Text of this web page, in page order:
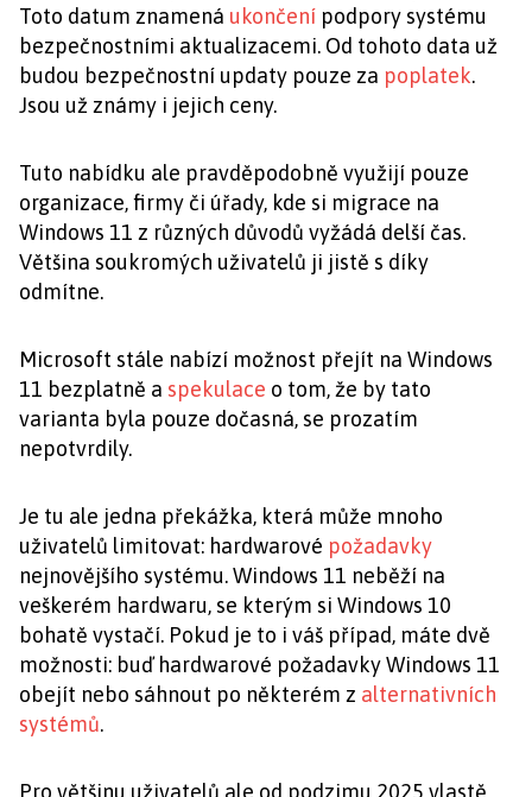
Toto datum znamená ukončení podpory systému
bezpečnostními aktualizacemi. Od tohoto data už
budou bezpečnostní updaty pouze za poplatek.
Jsou už známy i jejich ceny.
Tuto nabídku ale pravděpodobně využijí pouze
organizace, firmy či úřady, kde si migrace na
Windows 11 z různých důvodů vyžádá delší čas.
Většina soukromých uživatelů ji jistě s díky
odmítne.
Microsoft stále nabízí možnost přejít na Windows
11 bezplatně a spekulace o tom, že by tato
varianta byla pouze dočasná, se prozatím
nepotvrdily.
Je tu ale jedna překážka, která může mnoho
uživatelů limitovat: hardwarové požadavky
nejnovějšího systému. Windows 11 neběží na
veškerém hardwaru, se kterým si Windows 10
bohatě vystačí. Pokud je to i váš případ, máte dvě
možnosti: buď hardwarové požadavky Windows 11
obejít nebo sáhnout po některém z alternativních
systémů.
Pro většinu uživatelů ale od podzimu 2025 vlastě